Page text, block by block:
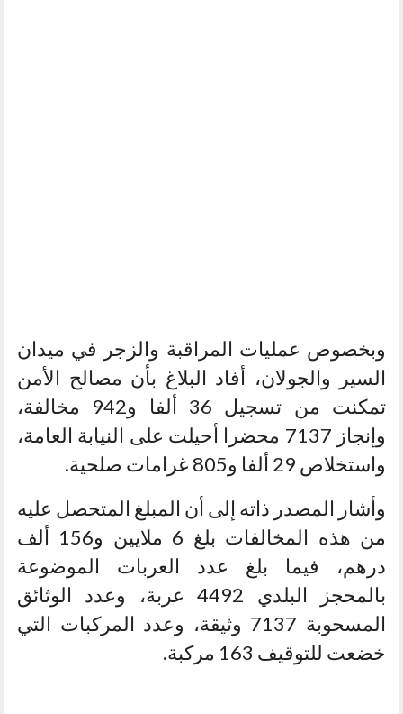
وبخصوص عمليات المراقبة والزجر في ميدان
السير والجولان، أفاد البلاغ بأن مصالح الأمن
تمكنت من تسجيل 36 ألفا و942 مخالفة،
وإنجاز 7137 محضرا أحيلت على النيابة العامة،
واستخلاص 29 ألفا و805 غرامات صلحية.
وأشار المصدر ذاته إلى أن المبلغ المتحصل عليه
من هذه المخالفات بلغ 6 ملايين و156 ألف
درهم، فيما بلغ عدد العربات الموضوعة
بالمحجز البلدي 4492 عربة، وعدد الوثائق
المسحوبة 7137 وثيقة، وعدد المركبات التي
خضعت للتوقيف 163 مركبة.